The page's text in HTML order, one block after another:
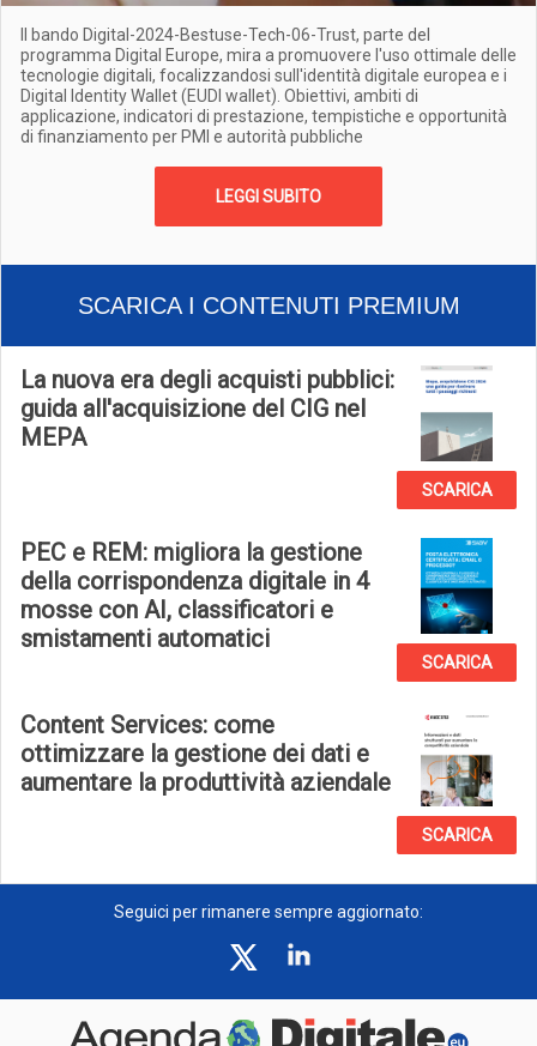
Il bando Digital-2024-Bestuse-Tech-06-Trust, parte del
programma Digital Europe, mira a promuovere l'uso ottimale delle
tecnologie digitali, focalizzandosi sull'identità digitale europea e i
Digital Identity Wallet (EUDI wallet). Obiettivi, ambiti di
applicazione, indicatori di prestazione, tempistiche e opportunità
di finanziamento per PMI e autorità pubbliche
LEGGI SUBITO
SCARICA I CONTENUTI PREMIUM
La nuova era degli acquisti pubblici:
guida all'acquisizione del CIG nel
MEPA
SCARICA
PEC e REM: migliora la gestione
della corrispondenza digitale in 4
mosse con AI, classificatori e
smistamenti automatici
SCARICA
Content Services: come
ottimizzare la gestione dei dati e
aumentare la produttività aziendale
SCARICA
Seguici per rimanere sempre aggiornato: